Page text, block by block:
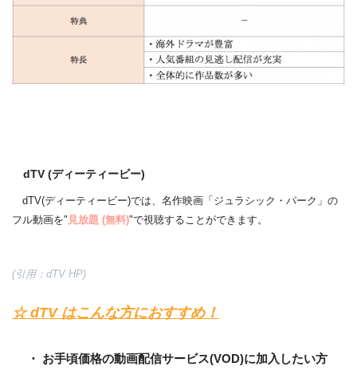
dTV (ディーティービー)
dTV(ディーティービー)では、名作映画「ジュラシック・パーク」の
フル動画を" 見放題 (無料)"で視聴することができます。
(引用：dTV HP)
☆ dTV はこんな方におすすめ！
・ お手頃価格の動画配信サービス(VOD)に加入したい方